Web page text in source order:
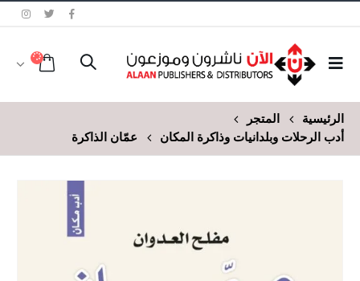
الرئيسية
المتجر
أدب الرحلات وبلدانيات وذاكرة المكان
عمّان الذاكرة